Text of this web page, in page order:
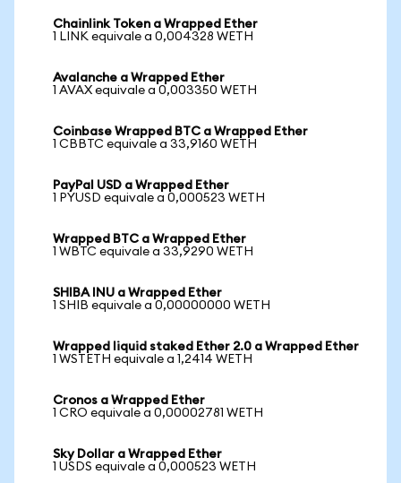
Chainlink Token a Wrapped Ether
1 LINK equivale a 0,004328 WETH
Avalanche a Wrapped Ether
1 AVAX equivale a 0,003350 WETH
Coinbase Wrapped BTC a Wrapped Ether
1 CBBTC equivale a 33,9160 WETH
PayPal USD a Wrapped Ether
1 PYUSD equivale a 0,000523 WETH
Wrapped BTC a Wrapped Ether
1 WBTC equivale a 33,9290 WETH
SHIBA INU a Wrapped Ether
1 SHIB equivale a 0,00000000 WETH
Wrapped liquid staked Ether 2.0 a Wrapped Ether
1 WSTETH equivale a 1,2414 WETH
Cronos a Wrapped Ether
1 CRO equivale a 0,00002781 WETH
Sky Dollar a Wrapped Ether
1 USDS equivale a 0,000523 WETH